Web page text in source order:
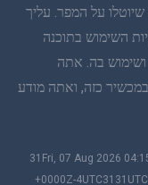
שיוטלו על המפר. עליך
השימוש בתוכנה
בה. אתה
כזה, ואתה מודע
#!31Fri, 07 Aug 2026
+0000Z-